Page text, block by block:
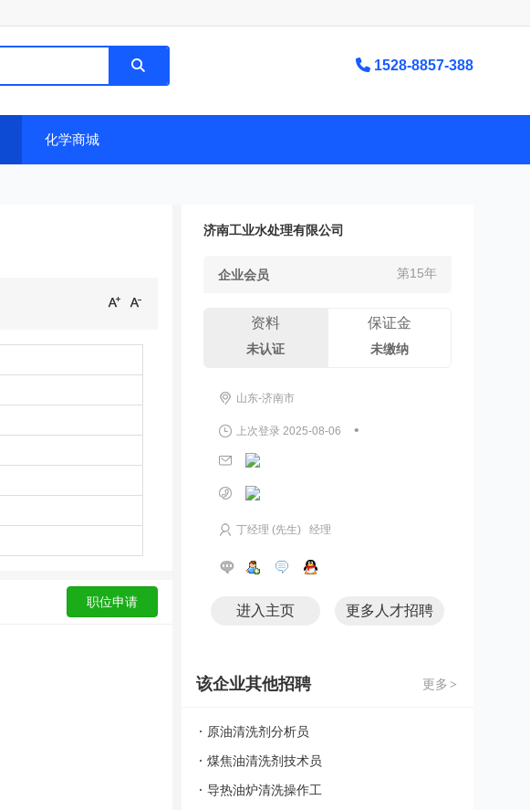
1528-8857-388
化学商城
济南工业水处理有限公司
企业会员 第15年
资料
未认证
保证金
未缴纳
山东-济南市
上次登录 2025-08-06 •
丁经理 (先生) 经理
进入主页 更多人才招聘
更多 >
该企业其他招聘
原油清洗剂分析员
煤焦油清洗剂技术员
导热油炉清洗操作工